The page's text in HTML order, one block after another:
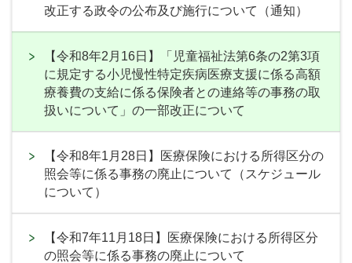
改正する政令の公布及び施行について（通知）
【令和8年2月16日】「児童福祉法第6条の2第3項
に規定する小児慢性特定疾病医療支援に係る高額
療養費の支給に係る保険者との連絡等の事務の取
扱いについて」の一部改正について
【令和8年1月28日】医療保険における所得区分の
照会等に係る事務の廃止について（スケジュール
について）
【令和7年11月18日】医療保険における所得区分
の照会等に係る事務の廃止について